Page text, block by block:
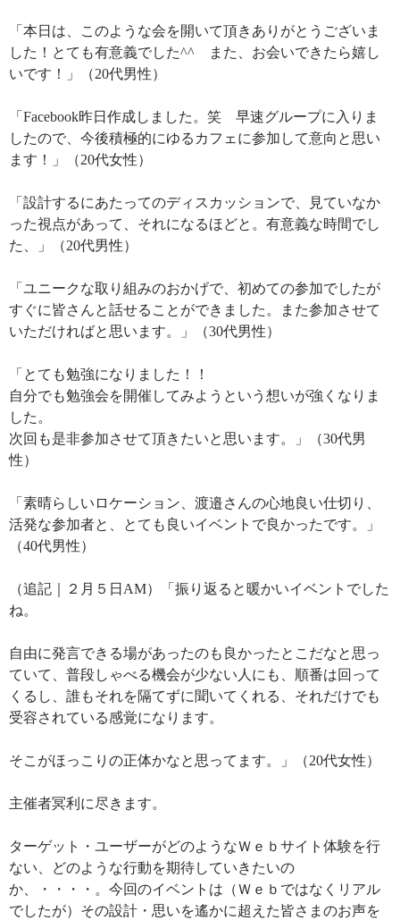
「本日は、このような会を開いて頂きありがとうございま
した！とても有意義でした^^ また、お会いできたら嬉し
いです！」（20代男性）
「Facebook昨日作成しました。笑 早速グループに入りま
したので、今後積極的にゆるカフェに参加して意向と思い
ます！」（20代女性）
「設計するにあたってのディスカッションで、見ていなか
った視点があって、それになるほどと。有意義な時間でし
た、」（20代男性）
「ユニークな取り組みのおかげで、初めての参加でしたが
すぐに皆さんと話せることができました。また参加させて
いただければと思います。」（30代男性）
「とても勉強になりました！！
自分でも勉強会を開催してみようという想いが強くなりま
した。
次回も是非参加させて頂きたいと思います。」（30代男
性）
「素晴らしいロケーション、渡邉さんの心地良い仕切り、
活発な参加者と、とても良いイベントで良かったです。」
（40代男性）
（追記｜２月５日AM）「振り返ると暖かいイベントでした
ね。
自由に発言できる場があったのも良かったとこだなと思っ
ていて、普段しゃべる機会が少ない人にも、順番は回って
くるし、誰もそれを隔てずに聞いてくれる、それだけでも
受容されている感覚になります。
そこがほっこりの正体かなと思ってます。」（20代女性）
主催者冥利に尽きます。
ターゲット・ユーザーがどのようなＷｅｂサイト体験を行
ない、どのような行動を期待していきたいの
か、・・・・。今回のイベントは（Ｗｅｂではなくリアル
でしたが）その設計・思いを遙かに超えた皆さまのお声を